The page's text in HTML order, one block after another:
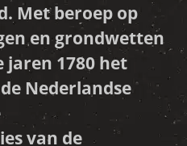
Met beroep op
en grondwetten
jaren 1780 het
Nederlandse
van de